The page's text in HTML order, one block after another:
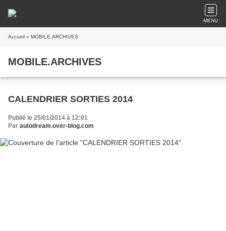
MENU
Accueil » MOBILE.ARCHIVES
MOBILE.ARCHIVES
CALENDRIER SORTIES 2014
Publié le 25/01/2014 à 12:01
Par autodream.over-blog.com